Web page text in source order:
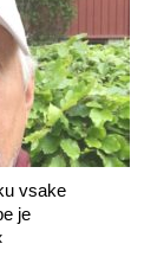
vsake
je